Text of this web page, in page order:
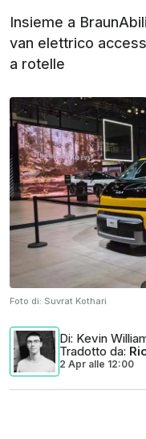
Insieme a
van elettrico
a rotelle
Foto di: Suvrat Kothari
Di: Kevin
Tradotto da:
2 Apr alle 12:00